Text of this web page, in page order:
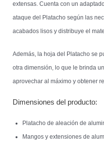
extensas. Cuenta con un
ataque del Platacho según las
acabados lisos y distribuye el
Además, la hoja del Platacho se
otra dimensión, lo que le brinda
aprovechar al máximo y obtener
Dimensiones del producto:
Platacho de aleación de
Mangos y extensiones de